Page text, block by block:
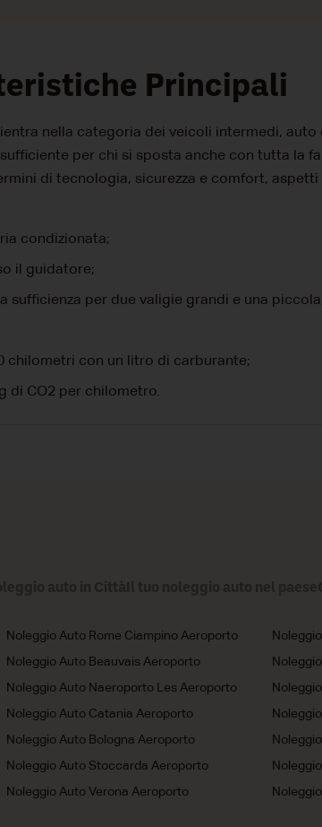
Principali
nella categoria dei veicoli intermedi,
per chi si sposta anche con tutta la
di tecnologia, sicurezza e comfort,
condizionata;
il guidatore;
sufficienza per due valigie grandi e una
chilometri con un litro di carburante;
di CO2 per chilometro.
Noleggio Auto Rome Ciampino Aeroporto
Noleggio Auto Beauvais Aeroporto
Noleggio Auto Naeroporto Les Aeroporto
Noleggio Auto Catania Aeroporto
Noleggio Auto Bologna Aeroporto
Noleggio Auto Stoccarda Aeroporto
Noleggio Auto Verona Aeroporto